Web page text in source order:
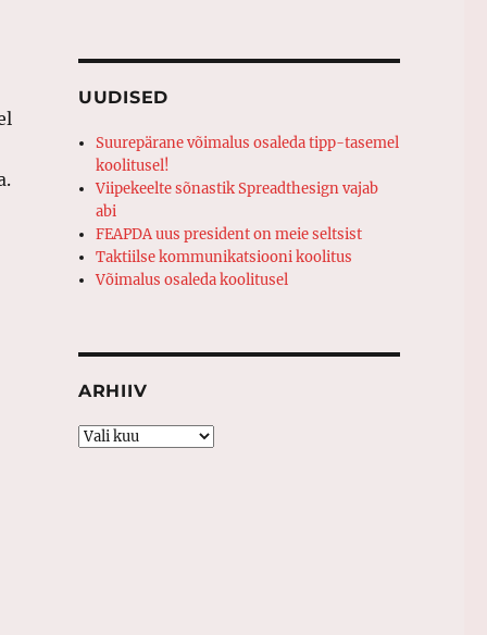
UUDISED
Suurepärane võimalus osaleda tipp-tasemel
koolitusel!
Viipekeelte sõnastik Spreadthesign vajab
abi
FEAPDA uus president on meie seltsist
Taktiilse kommunikatsiooni koolitus
Võimalus osaleda koolitusel
ARHIIV
Arhiiv